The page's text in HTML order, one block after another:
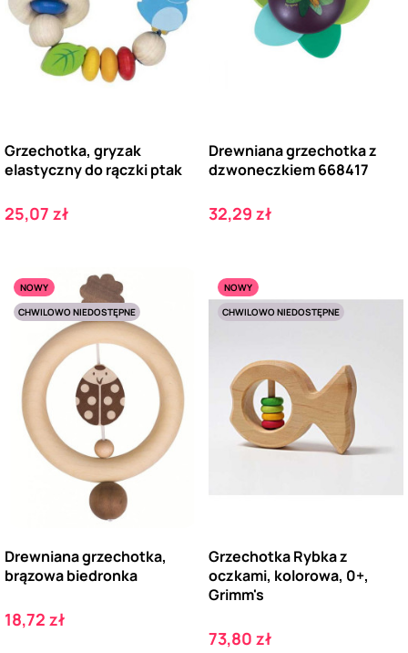
Grzechotka, gryzak
elastyczny do rączki ptak
Cena
25,07 zł
Drewniana grzechotka z
dzwoneczkiem 668417
Cena
32,29 zł
NOWY
CHWILOWO NIEDOSTĘPNE
Drewniana grzechotka,
brązowa biedronka
Cena
18,72 zł
NOWY
CHWILOWO NIEDOSTĘPNE
Grzechotka Rybka z
oczkami, kolorowa, 0+,
Grimm's
Cena
73,80 zł